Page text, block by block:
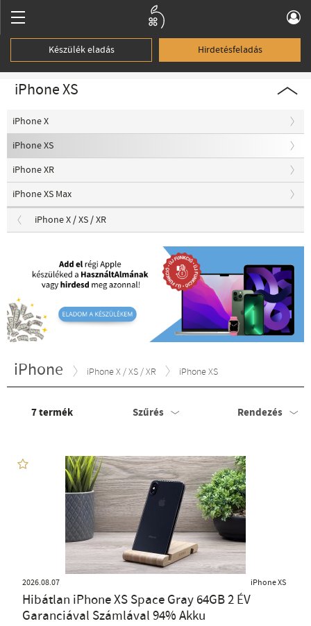
Készülék eladás Hirdetésfeladás
iPhone XS
iPhone X
iPhone XS
iPhone XR
iPhone XS Max
iPhone X / XS / XR
iPhone iPhone X / XS / XR iPhone XS
7termék Szűrés Rendezés
2026.08.07 iPhone XS
Hibátlan iPhone XS Space Gray 64GB 2 ÉV
Garanciával Számlával 94% Akku